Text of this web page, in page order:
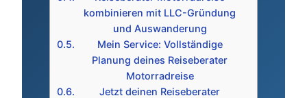
kombinieren mit LLC-Gründung
und Auswanderung
Mein Service: Vollständige
Planung deines Reiseberater
Motorradreise
Jetzt deinen Reiseberater